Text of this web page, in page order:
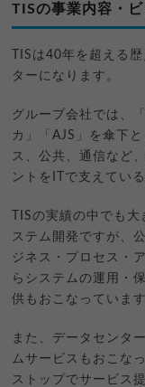
TISの事業内容・
TISは40年を超える
ターになります。
グループ会社では、
カ」「AJS」を傘下
ス、公共、通信など
ントをITで支えてい
TISの実績の中でも
ステム開発ですが、
ジネス・プロセス・
らシステムの運用・
供もおこなっています
また、データセンタ
ムサービスもおこな
ストップでサービス